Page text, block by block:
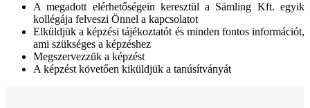
A megadott elérhetőségein keresztül a Sämling Kft. egyik
kollégája felveszi Önnel a kapcsolatot
Elküldjük a képzési tájékoztatót és minden fontos információt,
ami szükséges a képzéshez
Megszervezzük a képzést
A képzést követően kiküldjük a tanúsítványát